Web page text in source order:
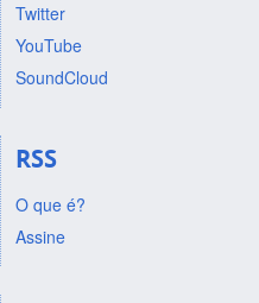
Twitter
YouTube
SoundCloud
RSS
O que é?
Assine